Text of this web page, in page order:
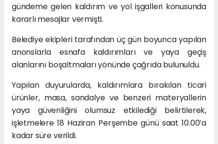
gündeme gelen kaldırım ve yol işgalleri konusunda
kararlı mesajlar vermişti.
Belediye ekipleri tarafından üç gün boyunca yapılan
anonslarla esnafa kaldırımları ve yaya geçiş
alanlarını boşaltmaları yönünde çağrıda bulunuldu.
Yapılan duyurularda, kaldırımlara bırakılan ticari
ürünler, masa, sandalye ve benzeri materyallerin
yaya güvenliğini olumsuz etkilediği belirtilerek,
işletmelere 18 Haziran Perşembe günü saat 10.00’a
kadar süre verildi.